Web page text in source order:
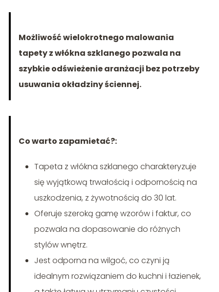
Możliwość wielokrotnego malowania
tapety z włókna szklanego pozwala na
szybkie odświeżenie aranżacji bez potrzeby
usuwania okładziny ściennej.
Co warto zapamietać?:
Tapeta z włókna szklanego charakteryzuje
się wyjątkową trwałością i odpornością na
uszkodzenia, z żywotnością do 30 lat.
Oferuje szeroką gamę wzorów i faktur, co
pozwala na dopasowanie do różnych
stylów wnętrz.
Jest odporna na wilgoć, co czyni ją
idealnym rozwiązaniem do kuchni i łazienek,